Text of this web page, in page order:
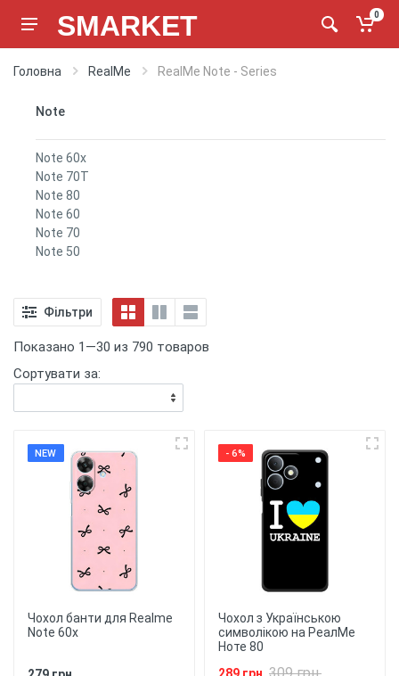
SMARKET 0
Головна RealMe RealMe Note - Series
Note
Note 60x
Note 70T
Note 80
Note 60
Note 70
Note 50
Фільтри
Показано 1—30 из 790 товаров
Сортувати за:
NEW
Чохол банти для Realme
Note 60x
- 6%
Чохол з Українською
символікою на РеалМе
Ноте 80